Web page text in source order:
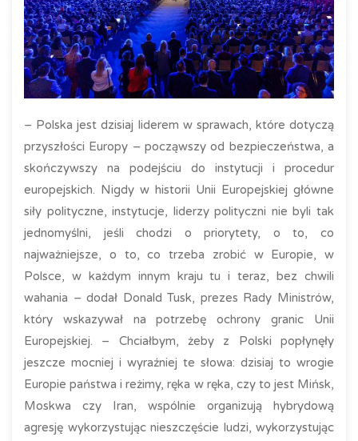
– Polska jest dzisiaj liderem w sprawach, które dotyczą
przyszłości Europy – począwszy od bezpieczeństwa, a
skończywszy na podejściu do instytucji i procedur
europejskich. Nigdy w historii Unii Europejskiej główne
siły polityczne, instytucje, liderzy polityczni nie byli tak
jednomyślni, jeśli chodzi o priorytety, o to, co
najważniejsze, o to, co trzeba zrobić w Europie, w
Polsce, w każdym innym kraju tu i teraz, bez chwili
wahania – dodał Donald Tusk, prezes Rady Ministrów,
który wskazywał na potrzebę ochrony granic Unii
Europejskiej. – Chciałbym, żeby z Polski popłynęły
jeszcze mocniej i wyraźniej te słowa: dzisiaj to wrogie
Europie państwa i reżimy, ręka w ręka, czy to jest Mińsk,
Moskwa czy Iran, wspólnie organizują hybrydową
agresję wykorzystując nieszczęście ludzi, wykorzystując